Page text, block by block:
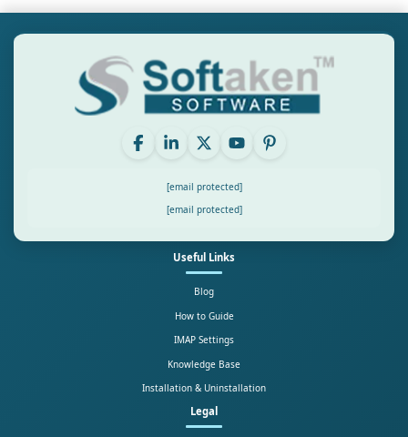
[email protected]
[email protected]
Useful Links
Blog
How to Guide
IMAP Settings
Knowledge Base
Installation & Uninstallation
Legal